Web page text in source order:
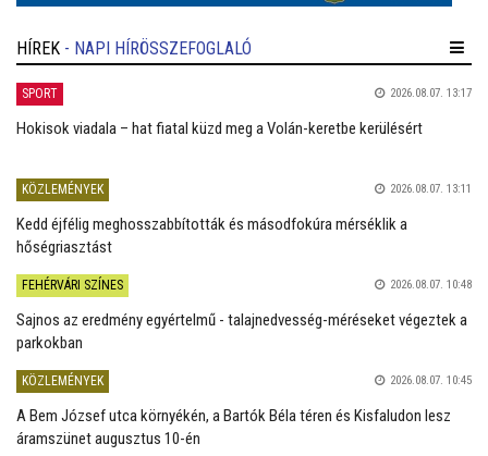
HÍREK - NAPI HÍRÖSSZEFOGLALÓ
SPORT 2026.08.07. 13:17
Hokisok viadala – hat fiatal küzd meg a Volán-keretbe kerülésért
KÖZLEMÉNYEK 2026.08.07. 13:11
Kedd éjfélig meghosszabbították és másodfokúra mérséklik a
hőségriasztást
FEHÉRVÁRI SZÍNES 2026.08.07. 10:48
Sajnos az eredmény egyértelmű - talajnedvesség-méréseket végeztek a
parkokban
KÖZLEMÉNYEK 2026.08.07. 10:45
A Bem József utca környékén, a Bartók Béla téren és Kisfaludon lesz
áramszünet augusztus 10-én